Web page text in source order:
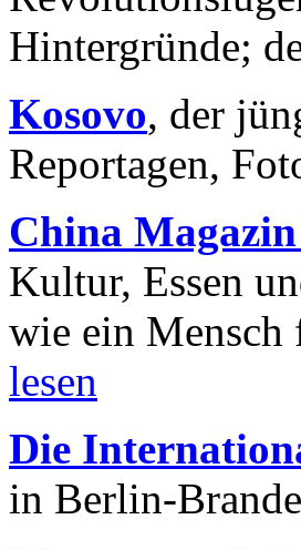
Hintergründe;
Kosovo, der
Reportagen,
China
Kultur, Essen
wie ein Mensch
lesen
Die
in Berlin-